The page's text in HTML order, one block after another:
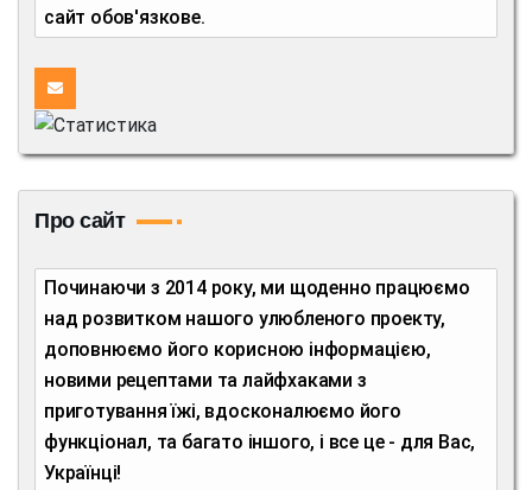
сайт обов'язкове.
Про сайт
Починаючи з 2014 року, ми щоденно працюємо
над розвитком нашого улюбленого проекту,
доповнюємо його корисною інформацією,
новими рецептами та лайфхаками з
приготування їжі, вдосконалюємо його
функціонал, та багато іншого, і все це - для Вас,
Українці!